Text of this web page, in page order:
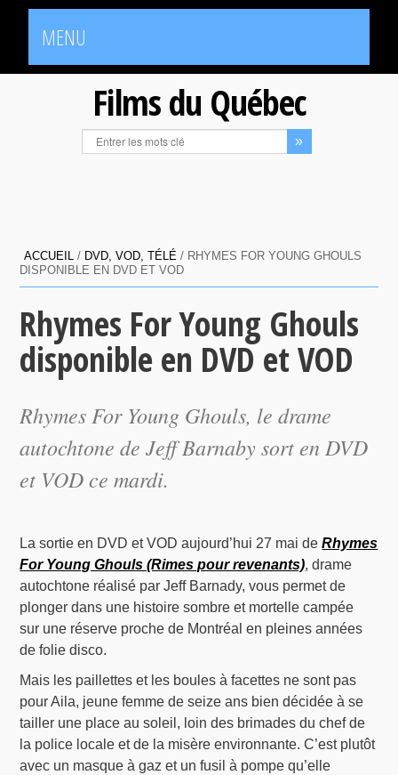
MENU
Films du Québec
ACCUEIL / DVD, VOD, TÉLÉ / RHYMES FOR YOUNG GHOULS
DISPONIBLE EN DVD ET VOD
Rhymes For Young Ghouls
disponible en DVD et VOD
Rhymes For Young Ghouls, le drame
autochtone de Jeff Barnaby sort en DVD
et VOD ce mardi.
La sortie en DVD et VOD aujourd’hui 27 mai deRhymes
For Young Ghouls (Rimes pour revenants), drame
autochtone réalisé par Jeff Barnady, vous permet de
plonger dans une histoire sombre et mortelle campée
sur une réserve proche de Montréal en pleines années
de folie disco.
Mais les paillettes et les boules à facettes ne sont pas
pour Aila, jeune femme de seize ans bien décidée à se
tailler une place au soleil, loin des brimades du chef de
la police locale et de la misère environnante. C’est plutôt
avec un masque à gaz et un fusil à pompe qu’elle